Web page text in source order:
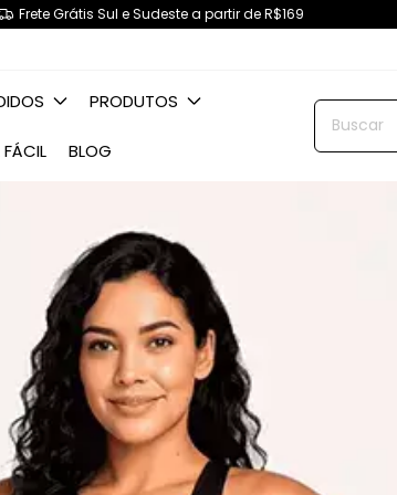
Frete Grátis Sul e Sudeste a partir de R$169
PRODUTOS
BLOG